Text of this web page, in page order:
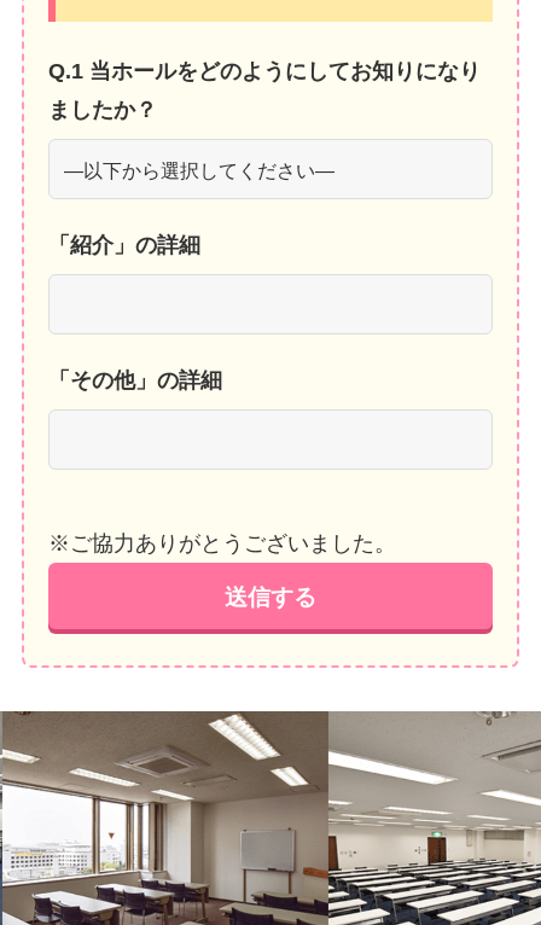
Q.1 当ホールをどのようにしてお知りになり
ましたか？
「紹介」の詳細
「その他」の詳細
※ご協力ありがとうございました。